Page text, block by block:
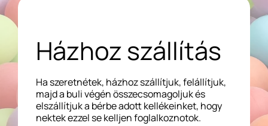
Házhoz szállítás
Ha szeretnétek, házhoz szállítjuk, felállítjuk,
majd a buli végén összecsomagoljuk és
elszállítjuk a bérbe adott kellékeinket, hogy
nektek ezzel se kelljen foglalkoznotok.